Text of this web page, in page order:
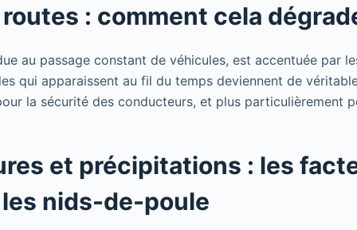
: comment cela
au passage constant de véhicules, est accentuée par
qui apparaissent au fil du temps deviennent de
la sécurité des conducteurs, et plus particulièrement
et précipitations : les
nids-de-poule